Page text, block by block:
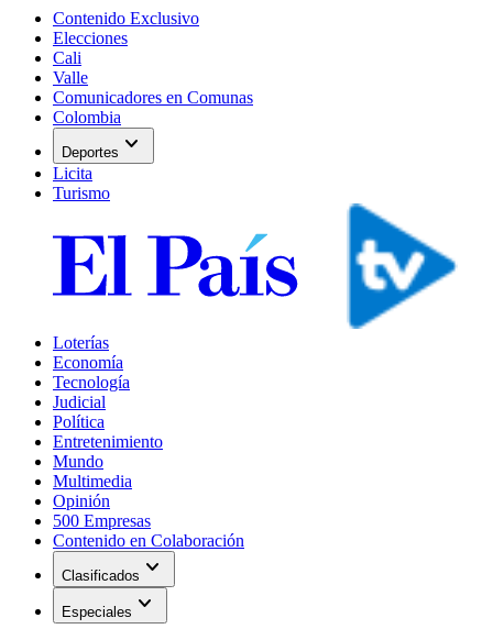
Contenido Exclusivo
Elecciones
Cali
Valle
Comunicadores en Comunas
Colombia
Deportes expand_more
Licita
Turismo
Loterías
Economía
Tecnología
Judicial
Política
Entretenimiento
Mundo
Multimedia
Opinión
500 Empresas
Contenido en Colaboración
Clasificados expand_more
Especiales expand_more